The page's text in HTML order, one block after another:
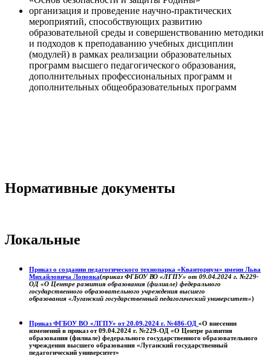
организация и проведение научно-практических
мероприятий, способствующих развитию
образовательной среды и совершенствованию методики
и подходов к преподаванию учебных дисциплин
(модулей) в рамках реализации образовательных
программ высшего педагогического образования,
дополнительных профессиональных программ и
дополнительных общеобразовательных программ
Нормативные документы
Локальные
Приказ о создании педагогического технопарка «Кванториум» имени Льва
Михайловича Лоповка(приказ ФГБОУ ВО «ЛГПУ» от 09.04.2024 г. №229-
ОД «О Центре развития образования (филиале) федерального
государственного образовательного учреждения высшего
образования «Луганский государственный педагогический университет»)
Приказ ФГБОУ ВО «ЛГПУ» от 20.09.2024 г. №486-ОД «О внесении
изменений в приказ от 09.04.2024 г. №229-ОД «О Центре развития
образования (филиале) федерального государственного образовательного
учреждения высшего образования «Луганский государственный
педагогический университет»